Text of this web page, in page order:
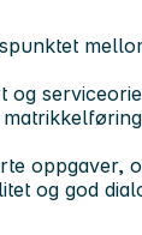
og
oppgaver,
og god